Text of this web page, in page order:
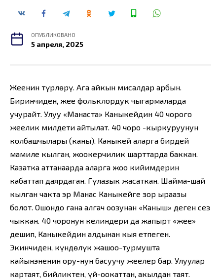
ОПУБЛИКОВАНО
5 апреля, 2025
Жеңенин түрлөрү. Ага айкын мисалдар арбын.
Биринчиден, жеңе фольклордук чыгармаларда
учурайт. Улуу «Манаста» Каныкейдин 40 чорого
жеңелик милдети айтылат. 40 чоро -кыркуруунун
колбашчылары (каны). Каныкей аларга бирдей
мами­ле кылган, жоокерчилик шарттарда баккан.
Казатка аттанаарда алар­га жоо кийимдерин
кабаттап даярдаган. Гүлазык жасаткан. Шайма-шай
кылган чакта эр Манас Каныкейге зор ыраазы
болот. Ошондо гана алгач оозунан «Каныш» деген сез
чыккан. 40 чоронун келиндери да жапырт «жеңе»
дешип, Каныкейдин алдынан кыя етпеген.
Экинчиден, күндөлүк жашоо-турмушта
кайынэненин ору-нун басуучу жеңелер бар. Улуулар
картаят, бийликтен, үй-оокаттан, акылдан таят.